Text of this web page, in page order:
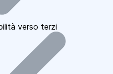
verso terzi